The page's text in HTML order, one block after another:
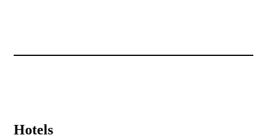
Hotels